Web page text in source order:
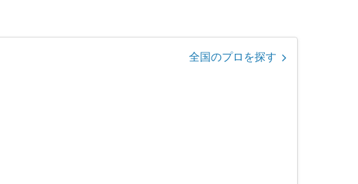
全国のプロを探す